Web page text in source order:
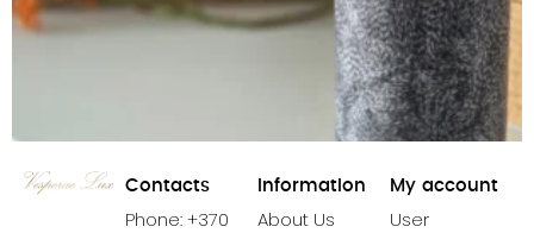
Contacts
Phone: +370
Information
About Us
My account
User